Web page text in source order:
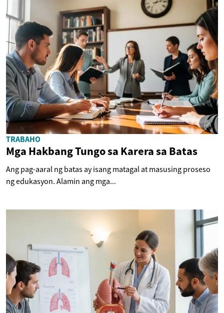
TRABAHO
Mga Hakbang Tungo sa Karera sa Batas
Ang pag-aaral ng batas ay isang matagal at masusing proseso
ng edukasyon. Alamin ang mga...